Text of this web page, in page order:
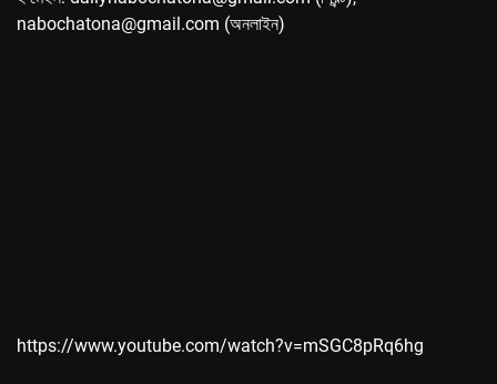
nabochatona@gmail.com (অনলাইন)
https://www.youtube.com/watch?v=mSGC8pRq6hg